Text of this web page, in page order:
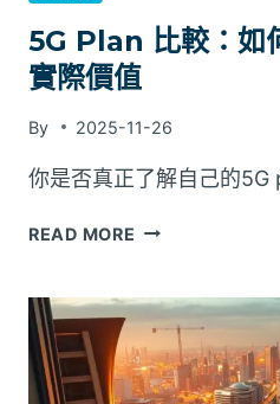
5G Plan 比較：如
實際價值
By 2025-11-26
你是否真正了解自己的
READ MORE 5G
較：
如
何
評